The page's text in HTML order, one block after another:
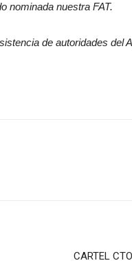
nominada nuestra FAT.
de autoridades del
CARTEL